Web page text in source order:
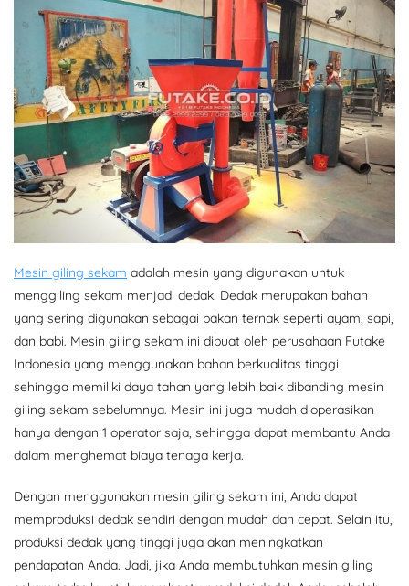
Mesin giling sekam adalah mesin yang digunakan untuk
menggiling sekam menjadi dedak. Dedak merupakan bahan
yang sering digunakan sebagai pakan ternak seperti ayam, sapi,
dan babi. Mesin giling sekam ini dibuat oleh perusahaan Futake
Indonesia yang menggunakan bahan berkualitas tinggi
sehingga memiliki daya tahan yang lebih baik dibanding mesin
giling sekam sebelumnya. Mesin ini juga mudah dioperasikan
hanya dengan 1 operator saja, sehingga dapat membantu Anda
dalam menghemat biaya tenaga kerja.
Dengan menggunakan mesin giling sekam ini, Anda dapat
memproduksi dedak sendiri dengan mudah dan cepat. Selain itu,
produksi dedak yang tinggi juga akan meningkatkan
pendapatan Anda. Jadi, jika Anda membutuhkan mesin giling